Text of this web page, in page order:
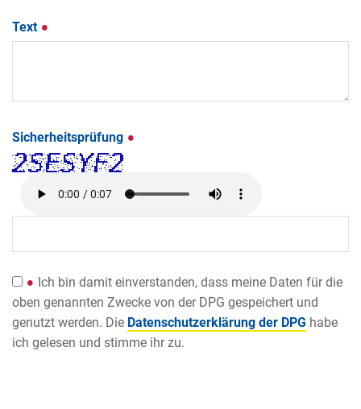
Text
Sicherheitsprüfung
Ich bin damit einverstanden, dass meine Daten für die
oben genannten Zwecke von der DPG gespeichert und
genutzt werden. Die Datenschutzerklärung der DPG habe
ich gelesen und stimme ihr zu.